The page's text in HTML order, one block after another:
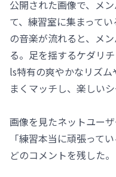
公開された画像で、メ
て、練習室に集まって
の音楽が流れると、メ
る。足を揺するケダリ
ls特有の爽やかなリズ
まくマッチし、楽しいシ
画像を見たネットユー
「練習本当に頑張って
どのコメントを残した。